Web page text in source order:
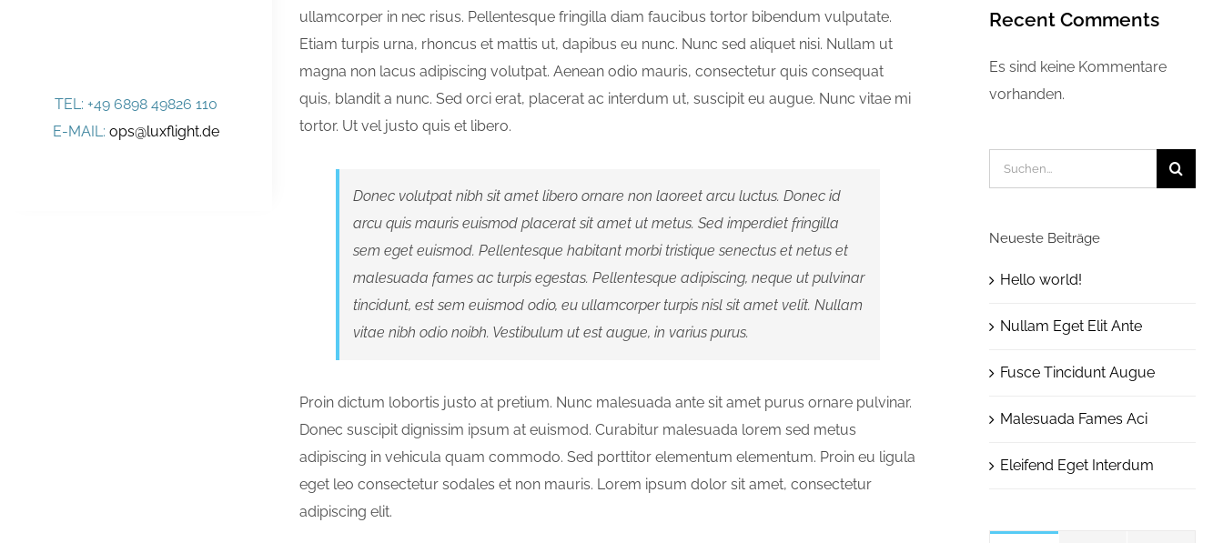
TEL: +49 6898 49826 110
E-MAIL: ops@luxflight.de
ullamcorper in nec risus. Pellentesque fringilla diam faucibus tortor bibendum vulputate.
Etiam turpis urna, rhoncus et mattis ut, dapibus eu nunc. Nunc sed aliquet nisi. Nullam ut
magna non lacus adipiscing volutpat. Aenean odio mauris, consectetur quis consequat
quis, blandit a nunc. Sed orci erat, placerat ac interdum ut, suscipit eu augue. Nunc vitae mi
tortor. Ut vel justo quis et libero.
Donec volutpat nibh sit amet libero ornare non laoreet arcu luctus. Donec id
arcu quis mauris euismod placerat sit amet ut metus. Sed imperdiet fringilla
sem eget euismod. Pellentesque habitant morbi tristique senectus et netus et
malesuada fames ac turpis egestas. Pellentesque adipiscing, neque ut pulvinar
tincidunt, est sem euismod odio, eu ullamcorper turpis nisl sit amet velit. Nullam
vitae nibh odio noibh. Vestibulum ut est augue, in varius purus.
Proin dictum lobortis justo at pretium. Nunc malesuada ante sit amet purus ornare pulvinar.
Donec suscipit dignissim ipsum at euismod. Curabitur malesuada lorem sed metus
adipiscing in vehicula quam commodo. Sed porttitor elementum elementum. Proin eu ligula
eget leo consectetur sodales et non mauris. Lorem ipsum dolor sit amet, consectetur
adipiscing elit.
Recent Comments
Es sind keine Kommentare
vorhanden.
Suche
nach:
Neueste Beiträge
Hello world!
Nullam Eget Elit Ante
Fusce Tincidunt Augue
Malesuada Fames Aci
Eleifend Eget Interdum